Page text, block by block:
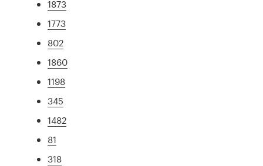
1873
1773
802
1860
1198
345
1482
81
318